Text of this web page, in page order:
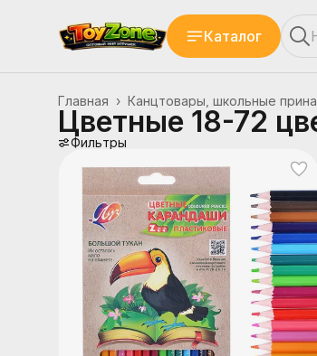
Каталог
Канцтовары, школьные
Главная ›
Цветные 18-72
Фильтры